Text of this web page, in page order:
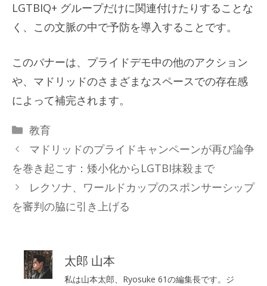
LGTBIQ+ グループだけに関連付けたりすることな
く、この文脈の中で予防を導入することです。
このバナーは、プライドデモ中の他のアクション
や、マドリッドのさまざまなスペースでの存在感
によって補完されます。
カ
テ
リ
ー
教育
マドリッドのプライドキャンペーンが再び論争
を巻き起こす：矮小化からLGTBI抹殺まで
レクソナ、ワールドカップのスポンサーシップ
を審判の脇に引き上げる
太郎 山本
私は山本太郎、Ryosuke 61の編集長です。ジ